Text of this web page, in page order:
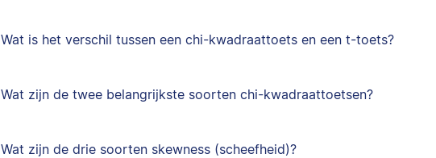
Wat is het verschil tussen een chi-kwadraattoets en een t-toets?
Wat zijn de twee belangrijkste soorten chi-kwadraattoetsen?
Wat zijn de drie soorten skewness (scheefheid)?